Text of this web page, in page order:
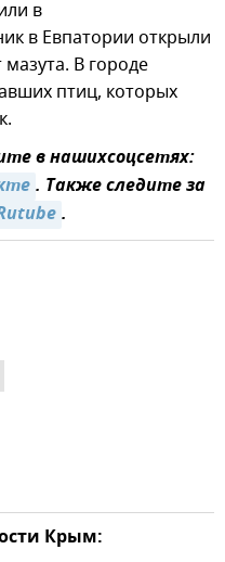
в
в Евпатории открыли
В городе
птиц, которых
в нашихсоцсетях:
. Также следите за
.
Крым: